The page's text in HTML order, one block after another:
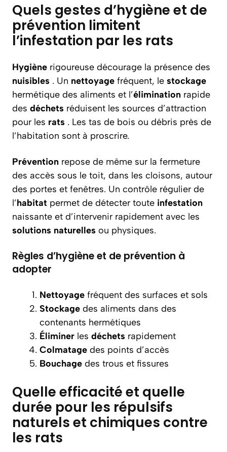
Quels gestes d’hygiène et de
prévention limitent
l’infestation par les rats
Hygiène rigoureuse décourage la présence des
nuisibles . Un nettoyage fréquent, le stockage
hermétique des aliments et l’élimination rapide
des déchets réduisent les sources d’attraction
pour les rats . Les tas de bois ou débris près de
l’habitation sont à proscrire.
Prévention repose de même sur la fermeture
des accès sous le toit, dans les cloisons, autour
des portes et fenêtres. Un contrôle régulier de
l’habitat permet de détecter toute infestation
naissante et d’intervenir rapidement avec les
solutions naturelles ou physiques.
Règles d’hygiène et de prévention à
adopter
Nettoyage fréquent des surfaces et sols
Stockage des aliments dans des
contenants hermétiques
Éliminer les déchets rapidement
Colmatage des points d’accès
Bouchage des trous et fissures
Quelle efficacité et quelle
durée pour les répulsifs
naturels et chimiques contre
les rats